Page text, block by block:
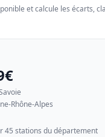
et calcule les écarts,
Rhône-Alpes
45 stations du département